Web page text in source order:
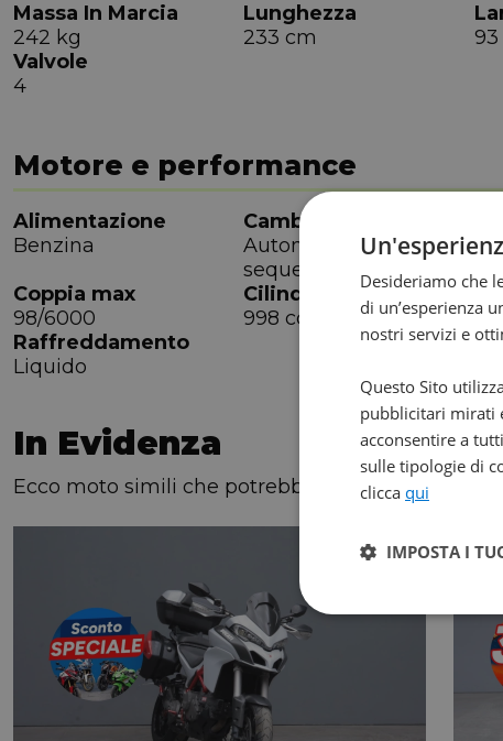
Massa In Marcia
242 kg
Lunghezza
233 cm
Valvole
4
Motore e performance
Alimentazione
Benzina
Cambio
Automatico
sequenziale
6
Coppia max
98/6000
Cilindrata
998 cc
70
Raffreddamento
Liquido
In Evidenza
Ecco moto simili che potrebbero interessarti!
Desideriamo che
di un’esperienza
nostri servizi e
Questo Sito
pubblicitari mirati
acconsentire a
sulle tipologie di
clicca qui
IMPOSTA I